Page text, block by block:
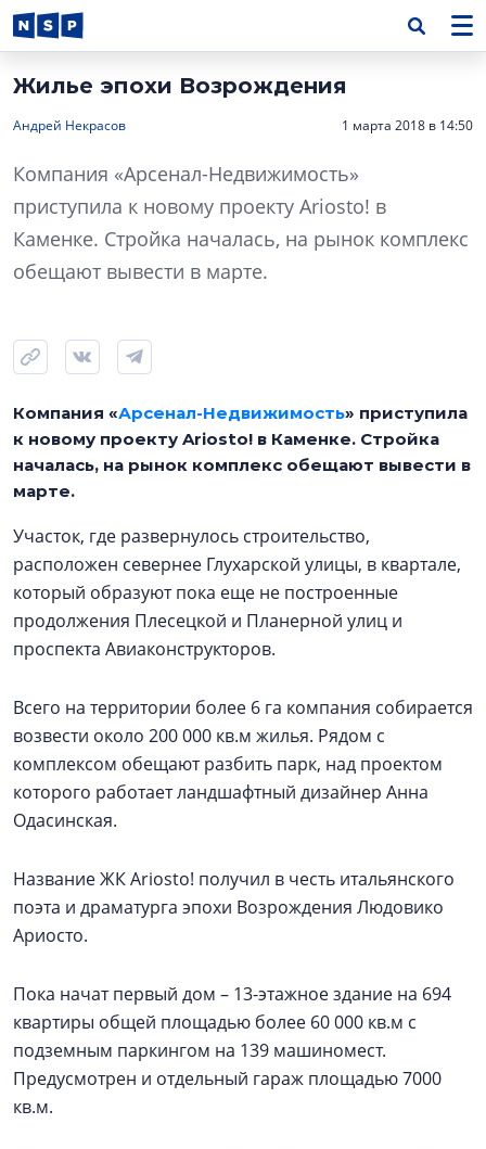
Жилье эпохи Возрождения
Андрей Некрасов 1 марта 2018 в 14:50
Компания «Арсенал-Недвижимость»
приступила к новому проекту Ariosto! в
Каменке. Стройка началась, на рынок комплекс
обещают вывести в марте.
Компания «Арсенал-Недвижимость» приступила
к новому проекту Ariosto! в Каменке. Стройка
началась, на рынок комплекс обещают вывести в
марте.
Участок, где развернулось строительство,
расположен севернее Глухарской улицы, в квартале,
который образуют пока еще не построенные
продолжения Плесецкой и Планерной улиц и
проспекта Авиаконструкторов.
Всего на территории более 6 га компания собирается
возвести около 200 000 кв.м жилья. Рядом с
комплексом обещают разбить парк, над проектом
которого работает ландшафтный дизайнер Анна
Одасинская.
Название ЖК Ariosto! получил в честь итальянского
поэта и драматурга эпохи Возрождения Людовико
Ариосто.
Пока начат первый дом – 13-этажное здание на 694
квартиры общей площадью более 60 000 кв.м с
подземным паркингом на 139 машиномест.
Предусмотрен и отдельный гараж площадью 7000
кв.м.